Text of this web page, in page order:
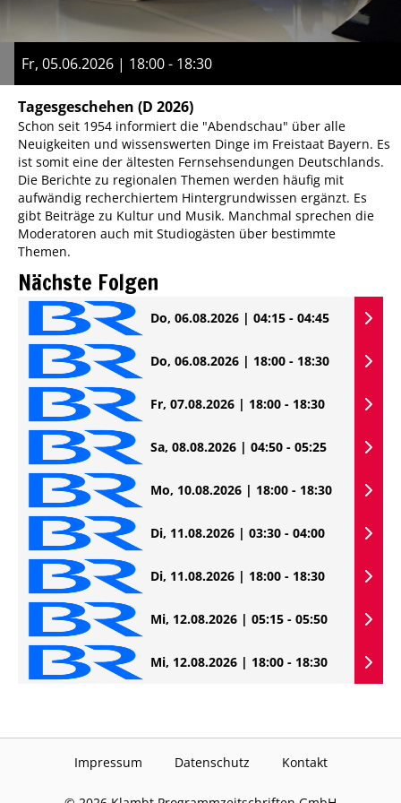
Fr, 05.06.2026 | 18:00 - 18:30
Tagesgeschehen (D 2026)
Schon seit 1954 informiert die "Abendschau" über alle
Neuigkeiten und wissenswerten Dinge im Freistaat Bayern. Es
ist somit eine der ältesten Fernsehsendungen Deutschlands.
Die Berichte zu regionalen Themen werden häufig mit
aufwändig recherchiertem Hintergrundwissen ergänzt. Es
gibt Beiträge zu Kultur und Musik. Manchmal sprechen die
Moderatoren auch mit Studiogästen über bestimmte
Themen.
Nächste Folgen
Do, 06.08.2026 | 04:15 - 04:45
Do, 06.08.2026 | 18:00 - 18:30
Fr, 07.08.2026 | 18:00 - 18:30
Sa, 08.08.2026 | 04:50 - 05:25
Mo, 10.08.2026 | 18:00 - 18:30
Di, 11.08.2026 | 03:30 - 04:00
Di, 11.08.2026 | 18:00 - 18:30
Mi, 12.08.2026 | 05:15 - 05:50
Mi, 12.08.2026 | 18:00 - 18:30
Impressum Datenschutz Kontakt